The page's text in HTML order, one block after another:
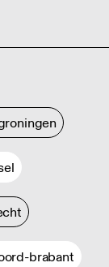
brabant